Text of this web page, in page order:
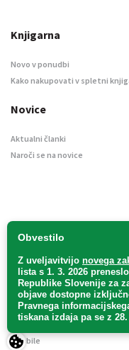
Obvestilo
Z uveljavitvijo novega
lista s 1. 3. 2026 preneslo
Republike Slovenije za
objave dostopne
Pravnega
tiskana izdaja pa se z
Knjigarna
Novo v ponudbi
Kako nakupovati v spletni
Novice
Aktualni članki
Naroči se na novice
Uradni list d. o. o. – v likvidaciji /
2Mobile